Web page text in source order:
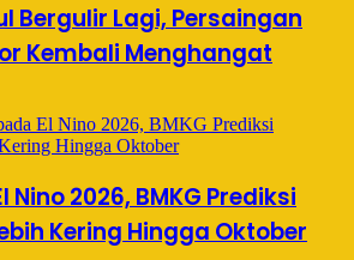
Bergulir Lagi, Persaingan
Kembali Menghangat
Nino 2026, BMKG Prediksi
Kering Hingga Oktober